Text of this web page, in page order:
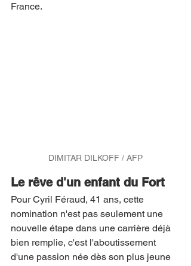
France.
DIMITAR DILKOFF / AFP
Le rêve d'un enfant du Fort
Pour Cyril Féraud, 41 ans, cette
nomination n'est pas seulement une
nouvelle étape dans une carrière déjà
bien remplie, c'est l'aboutissement
d'une passion née dès son plus jeune